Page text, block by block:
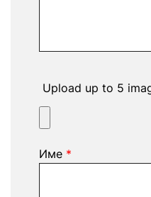
Upload up to 5
Име *